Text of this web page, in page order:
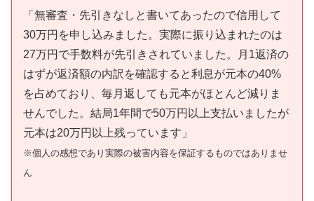
「無審査・先引きなしと書いてあったので信用して
30万円を申し込みました。実際に振り込まれたのは
27万円で手数料が先引きされていました。月1返済の
はずが返済額の内訳を確認すると利息が元本の40%
を占めており、毎月返しても元本がほとんど減りま
せんでした。結局1年間で50万円以上支払いましたが
元本は20万円以上残っています」
※個人の感想であり実際の被害内容を保証するものではありませ
ん